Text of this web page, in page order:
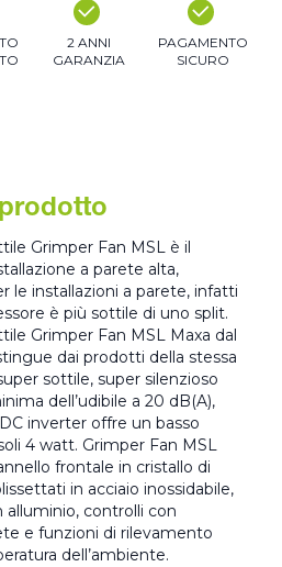
2 ANNI
GARANZIA
PAGAMENTO
SICURO
Grimper Fan MSL è il
a parete alta,
le installazioni a parete, infatti
è più sottile di uno split.
Grimper Fan MSL Maxa dal
dai prodotti della stessa
sottile, super silenzioso
dell’udibile a 20 dB(A),
inverter offre un basso
4 watt. Grimper Fan MSL
frontale in cristallo di
in acciaio inossidabile,
controlli con
e funzioni di rilevamento
dell’ambiente.